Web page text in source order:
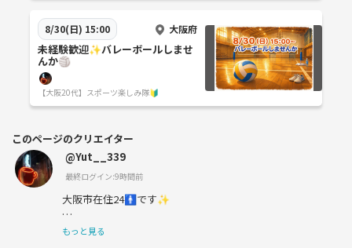
8/30(日) 15:00 大阪府
未経験歓迎✨️バレーボールしませ
んか🏐
【大阪20代】スポーツ楽しみ隊🔰
このページのクリエイター
@Yut__339
最終ログイン:9時間前
大阪市在住24🚹です✨️
よろしくお願いします！
もっと見る